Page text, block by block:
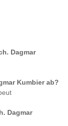
Dagmar
Kumbierab?
Dagmar